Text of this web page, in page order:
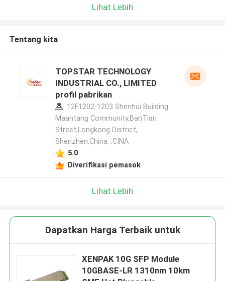
Lihat Lebih
Tentang kita
TOPSTAR TECHNOLOGY
INDUSTRIAL CO., LIMITED
profil pabrikan
12F1202-1203 Shenhui Building
Maantang Community,BanTian
Street,Longkong District,
Shenzhen,China. ,CINA
5.0
Diverifikasi pemasok
Lihat Lebih
Dapatkan Harga Terbaik untuk
XENPAK 10G SFP Module
10GBASE-LR 1310nm 10km